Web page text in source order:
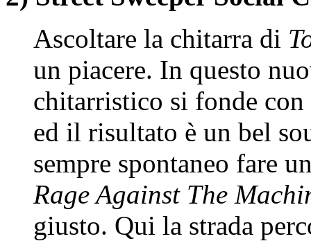
Ascoltare la chitarra di
un piacere. In questo
chitarristico si fonde
ed il risultato è un bel
sempre spontaneo fare
Rage Against The
giusto. Qui la strada